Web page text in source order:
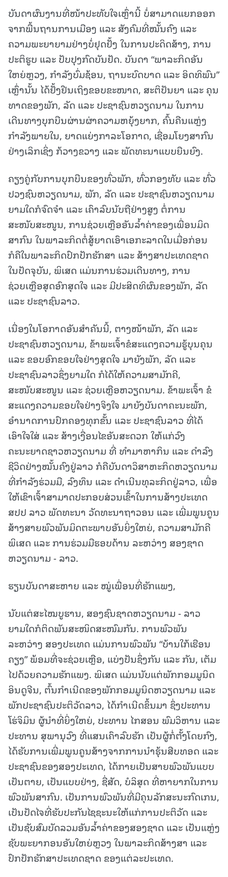
ບັນດາຜົນງານທີ່ໜ້າປະທັບໃຈເຫຼົ່ານີ້ ບໍ່ສາມາດແຍກອອກ
ຈາກພື້ນຖານການເມືອງ ແລະ ສັງຄົມທີ່ໝັ້ນຄົງ ແລະ
ຄວາມພະຍາຍາມຢ່າງບໍ່ຢຸດຢັ້ງ ໃນການປະດິດສ້າງ, ການ
ປະຕິຮູບ ແລະ ປັບປຸງກົດບັນຢັດ. ບັນດາ “ພາລະກິດອັນ
ໃຫຍ່ຫຼວງ, ກຳລັງບົ່ມຊ້ອນ, ຖານະບົດບາດ ແລະ ອິດທິພົນ”
ເຫຼົ່ານັ້ນ ໄດ້ຢັ້ງຢືນເຖິງຂອບຂະໜາດ, ສະຕິປັນຍາ ແລະ ຄຸນ
ທາດຂອງພັກ, ລັດ ແລະ ປະຊາຊົນຫວຽດນາມ ໃນການ
ເດີນທາງບຸກບືນຜ່ານຜ່າຄວາມຫຍຸ້ງຍາກ, ຄົ້ນຄືນແຫຼ່ງ
ກຳລັງພາຍໃນ, ຍາດແຍ່ງກາລະໂອກາດ, ເຊື່ອມໂຍງສາກົນ
ຢ່າງເລິກເຊິ່ງ ກ້ວາງຂວາງ ແລະ ພັດທະນາແບບຍືນຍົງ.
ຄຽງຄູ່ກັບການບຸກບືນຂອງທົ່ວພັກ, ທົ່ວກອງທັບ ແລະ ທົ່ວ
ປວງຊົນຫວຽດນາມ, ພັກ, ລັດ ແລະ ປະຊາຊົນຫວຽດນາມ
ຍາມໃດກໍຈົດຈຳ ແລະ ເຄົາລົບນັບຖືຢ່າງສູງ ຕໍ່ການ
ສະໜັບສະໜູນ, ການຊ່ວຍເຫຼືອອັນລ້ຳຄ່າຂອງເພື່ອນມິດ
ສາກົນ ໃນພາລະກິດຕໍ່ສູ້ຍາດເອົາເອກະລາດໃນເມື່ອກ່ອນ
ກໍຄືໃນພາລະກິດປົກປັກຮັກສາ ແລະ ສ້າງສາປະເທດຊາດ
ໃນປັດຈຸບັນ, ພິເສດ ແມ່ນການຮ່ວມເດີນທາງ, ການ
ຊ່ວຍເຫຼືອສຸດອົກສຸດໃຈ ແລະ ມີປະສິດທິຜົນຂອງພັກ, ລັດ
ແລະ ປະຊາຊົນລາວ.
ເນື່ອງໃນໂອກາດອັນສຳຄັນນີ້, ຕາງໜ້າພັກ, ລັດ ແລະ
ປະຊາຊົນຫວຽດນາມ, ຂ້າພະເຈົ້າຂໍສະແດງຄວາມຮູ້ບຸນຄຸນ
ແລະ ຂອບອົກຂອບໃຈຢ່າງສຸດໃຈ ມາຍັງພັກ, ລັດ ແລະ
ປະຊາຊົນລາວຊຶ່ງຍາມໃດ ກໍໄດ້ໃຫ້ຄວາມສາມັກຄີ,
ສະໜັບສະໜູນ ແລະ ຊ່ວຍເຫຼືອຫວຽດນາມ. ຂ້າພະເຈົ້າ ຂໍ
ສະແດງຄວາມຂອບໃຈຢ່າງຈິງໃຈ ມາຍັງບັນດາຄະນະພັກ,
ອຳນາດການປົກຄອງທຸກຂັ້ນ ແລະ ປະຊາຊົນລາວ ທີ່ໄດ້
ເອົາໃຈໃສ່ ແລະ ສ້າງເງື່ອນໄຂອັນສະດວກ ໃຫ້ແກ່ວົງ
ຄະນະຍາດຊາວຫວຽດນາມ ທີ່ ທໍາມາຫາກິນ ແລະ ດຳລົງ
ຊີວິດຢ່າງໝັ້ນຄົງຢູ່ລາວ ກໍຄືບັນດາວິສາຫະກິດຫວຽດນາມ
ທີ່ກຳລັງຮ່ວມມື, ລົງທຶນ ແລະ ດຳເນີນທຸລະກິດຢູ່ລາວ, ເພື່ອ
ໃຫ້ເຂົາເຈົ້າສາມາດປະກອບສ່ວນເຂົ້າໃນການສ້າງປະເທດ
ສປປ ລາວ ພັດທະນາ ວັດທະນາຖາວອນ ແລະ ເພີ່ມພູນຄູນ
ສ້າງສາຍພົວພັນມິດຕະພາບອັນຍິ່ງໃຫຍ່, ຄວາມສາມັກຄີ
ພິເສດ ແລະ ການຮ່ວມມືຮອບດ້ານ ລະຫວ່າງ ສອງຊາດ
ຫວຽດນາມ - ລາວ.
ຮຽນບັນດາສະຫາຍ ແລະ ໝູ່ເພື່ອນທີ່ຮັກແພງ,
ນັບແຕ່ສະໄໝບູຮານ, ສອງຊົນຊາດຫວຽດນາມ - ລາວ
ຍາມໃດກໍຕິດພັນສະໜິດສະໜົມກັນ. ການພົວພັນ
ລະຫວ່າງ ສອງປະເທດ ແມ່ນການພົວພັນ “ບ້ານໃກ້ເຮືອນ
ຄຽງ” ພ້ອມທີ່ຈະຊ່ວຍເຫຼືອ, ແບ່ງປັນຊຶ່ງກັນ ແລະ ກັນ, ເຕັມ
ໄປດ້ວຍຄວາມຮັກແພງ. ພິເສດ ແມ່ນນັບແຕ່ພັກກອມມູນິດ
ອິນດູຈີນ, ຕົ້ນກຳເນີດຂອງພັກກອມມູນິດຫວຽດນາມ ແລະ
ພັກປະຊາຊົນປະຕິວັດລາວ, ໄດ້ກຳເນີດຂຶ້ນມາ ຊຶ່ງປະທານ
ໂຮ່ຈິມິນ ຜູ້ນໍາທີ່ຍິ່ງໃຫຍ່, ປະທານ ໄກສອນ ພົມວິຫານ ແລະ
ປະທານ ສຸພານຸວົງ ທີ່ແສນເຄົາລົບຮັກ ເປັນຜູ້ກໍ່ຕັ້ງໂດຍກົງ,
ໄດ້ຮັບການເພີ່ມພູນຄູນສ້າງຈາກການນຳຮຸ້ນສືບທອດ ແລະ
ປະຊາຊົນຂອງສອງປະເທດ, ໄດ້ກາຍເປັນສາຍພົວພັນແບບ
ເປັນຕາຍ, ເປັນແບບຢ່າງ, ຊື່ສັດ, ບໍລິສຸດ ທີ່ຫາຍາກໃນການ
ພົວພັນສາກົນ. ເປັນການພົວພັນທີ່ມີຄຸນລັກສະນະກົດເກນ,
ເປັນປັດໄຈທີ່ຮັບປະກັນໄຊຊະນະໃຫ້ແກ່ການປະຕິວັດ ແລະ
ເປັນຊັບສົມບັດລວມອັນລ້ຳຄ່າຂອງສອງຊາດ ແລະ ເປັນແຫຼ່ງ
ຊັບພະຍາກອນອັນໃຫຍ່ຫຼວງ ໃນພາລະກິດສ້າງສາ ແລະ
ປົກປັກຮັກສາປະເທດຊາດ ຂອງແຕ່ລະປະເທດ.